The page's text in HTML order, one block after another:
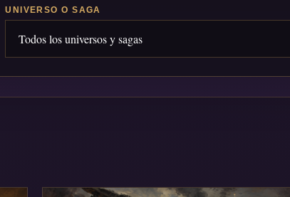
UNIVERSO O SAGA